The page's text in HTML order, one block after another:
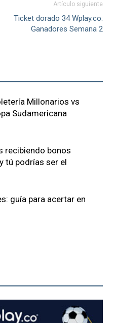
Artículo siguiente
Ticket dorado 34 Wplay.co:
Ganadores Semana 2
Millonarios vs
Sudamericana
recibiendo bonos
tú podrías ser el
guía para acertar en